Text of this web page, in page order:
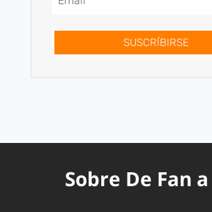
SUSCRÍBIRSE
Sobre De Fan